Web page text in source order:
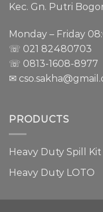
Kec. Gn. Putri
Monday – Friday
☏ 021 82480703
☏ 0813-1608-8977
✉
PRODUCTS
Heavy Duty Spill Kit
Heavy Duty LOTO